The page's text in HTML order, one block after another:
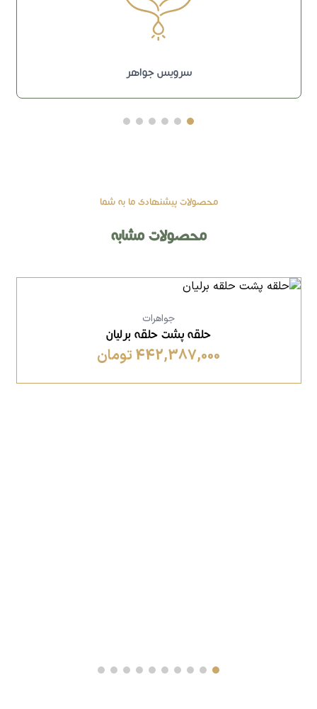
سرویس جواهر
محصولات پیشنهادی ما به شما
محصولات مشابه
جواهرات
حلقه پشت حلقه برلیان
442,387,000 تومان